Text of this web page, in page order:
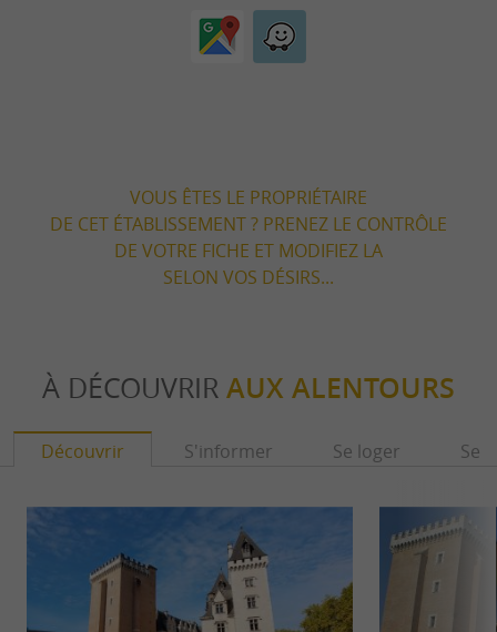
VOUS ÊTES LE PROPRIÉTAIRE
DE CET ÉTABLISSEMENT ? PRENEZ LE CONTRÔLE
DE VOTRE FICHE ET MODIFIEZ LA
SELON VOS DÉSIRS...
À DÉCOUVRIR AUX ALENTOURS
Découvrir S'informer Se loger Se